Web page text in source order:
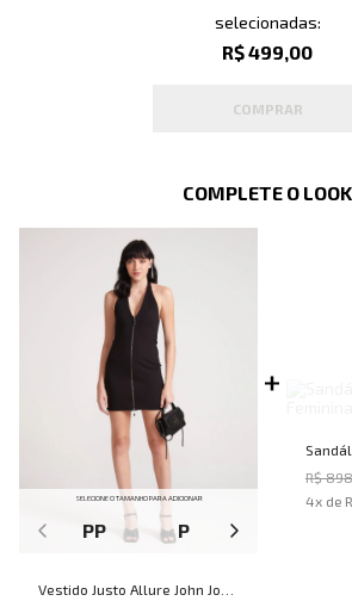
selecionadas:
R$ 499,00
COMPRAR
COMPLETE O LOOK
SELECIONE O TAMANHO PARA ADICIONAR
PP P
Vestido Justo Allure John John
R$
4x de